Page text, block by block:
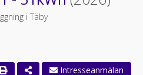
i Täby